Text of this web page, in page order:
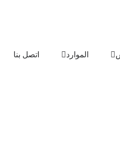
الموارد
اتصل بنا